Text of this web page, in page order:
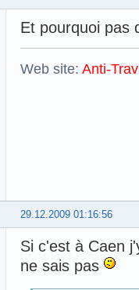
Et pourquoi pas
Web site: Anti-
29.12.2009 01:16:56
Si c'est à Caen
ne sais pas